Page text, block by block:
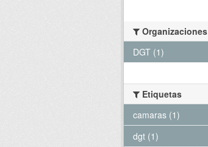
Organizaciones
DGT (1)
Etiquetas
camaras (1)
dgt (1)